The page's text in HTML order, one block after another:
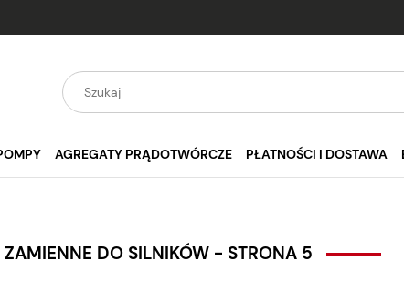
AGREGATY PRĄDOTWÓRCZE PŁATNOŚCI I DOSTAWA
ZAMIENNE DO SILNIKÓW - STRONA 5